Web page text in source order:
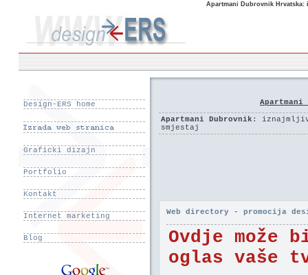
Apartmani Dubrovnik Hrvatska:
Design-ERS home
Graficki dizajn
Portfolio
Kontakt
Internet marketing
Blog
Apartmani Dubrovnik :
smjestaj
Web directory - promocija
Ovdje
oglas vaše